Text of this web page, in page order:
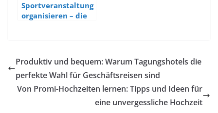
Sportveranstaltung
organisieren – die
Produktiv und bequem: Warum Tagungshotels die
perfekte Wahl für Geschäftsreisen sind
Von Promi-Hochzeiten lernen: Tipps und Ideen für
eine unvergessliche Hochzeit